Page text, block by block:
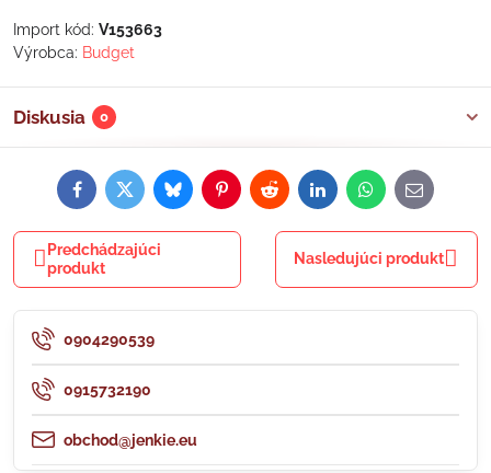
Import kód: V153663
Výrobca: Budget
Diskusia 0
FacebookTwitterBlueskyPinterestRedditLinkedInWhatsApp
E-
mail
Predchádzajúci
produkt
Nasledujúci produkt
0904290539
0915732190
obchod@jenkie.eu